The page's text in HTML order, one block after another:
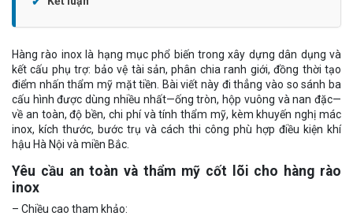
Hàng rào inox là hạng mục phổ biến trong xây dựng dân dụng và
kết cấu phụ trợ: bảo vệ tài sản, phân chia ranh giới, đồng thời tạo
điểm nhấn thẩm mỹ mặt tiền. Bài viết này đi thẳng vào so sánh ba
cấu hình được dùng nhiều nhất—ống tròn, hộp vuông và nan đặc—
về an toàn, độ bền, chi phí và tính thẩm mỹ, kèm khuyến nghị mác
inox, kích thước, bước trụ và cách thi công phù hợp điều kiện khí
hậu Hà Nội và miền Bắc.
Yêu cầu an toàn và thẩm mỹ cốt lõi cho hàng rào
inox
– Chiều cao tham khảo: